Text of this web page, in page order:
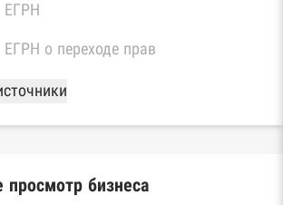
ЕГРН
о переходе прав
и ЕГРИП Федеральной
контрактов
просмотр бизнеса